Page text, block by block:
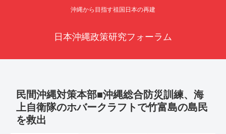
沖縄から目指す祖国日本の再建
日本沖縄政策研究フォーラム
民間沖縄対策本部■沖縄総合防災訓練、海
上自衛隊のホバークラフトで竹富島の島民
を救出